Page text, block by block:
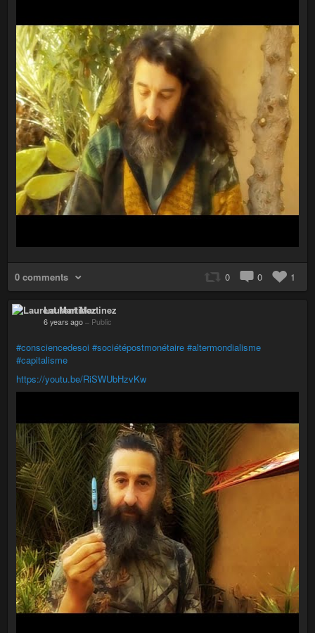
0 comments 0 0 1
Laurent Martinez
6 years ago – Public
#consciencedesoi #sociétépostmonétaire #altermondialisme
#capitalisme
https://youtu.be/RiSWUbHzvKw